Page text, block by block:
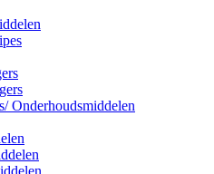
Onderhoudsmiddelen